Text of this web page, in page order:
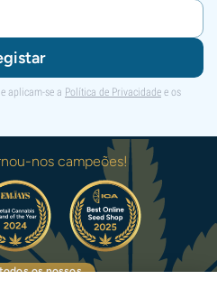
aplicam-se a Política de Privacidade e os
nos campeões!
os nossos